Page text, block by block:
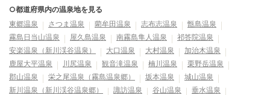
○都道府県内の温泉地を見る
東郷温泉
さつま温泉 藺牟田温泉 志布志温泉
甑島温泉
霧島日当山温泉
屋久島温泉 南霧島隼人温泉
祁答院温泉
安楽温泉（新川渓谷温泉）
大口温泉 大村温泉
加治木温泉
鹿屋大平温泉
川尻温泉 観音滝温泉 楠川温泉
栗野岳温泉
郡山温泉
栄之尾温泉（霧島温泉郷） 坂本温泉
城山温泉
新川温泉（新川渓谷温泉郷）
諏訪温泉 谷山温泉
垂水温泉